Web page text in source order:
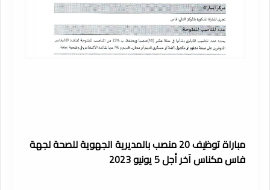
مباراة توظيف 20 منصب بالمديرية الجهوية للصحة لجهة
فاس مكناس آخر أجل 5 يونيو 2023